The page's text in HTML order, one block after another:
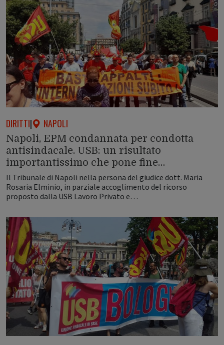
DIRITTI| NAPOLI
Napoli, EPM condannata per condotta
antisindacale. USB: un risultato
importantissimo che pone fine…
Il Tribunale di Napoli nella persona del giudice dott. Maria
Rosaria Elminio, in parziale accoglimento del ricorso
proposto dalla USB Lavoro Privato e…